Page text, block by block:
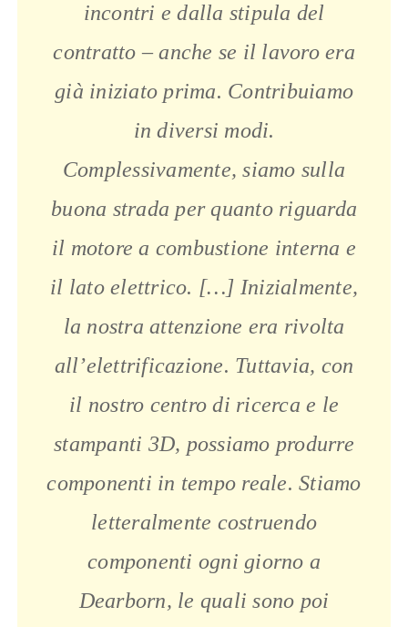
incontri e dalla stipula del
contratto – anche se il lavoro era
già iniziato prima. Contribuiamo
in diversi modi.
Complessivamente, siamo sulla
buona strada per quanto riguarda
il motore a combustione interna e
il lato elettrico. […] Inizialmente,
la nostra attenzione era rivolta
all’elettrificazione. Tuttavia, con
il nostro centro di ricerca e le
stampanti 3D, possiamo produrre
componenti in tempo reale. Stiamo
letteralmente costruendo
componenti ogni giorno a
Dearborn, le quali sono poi